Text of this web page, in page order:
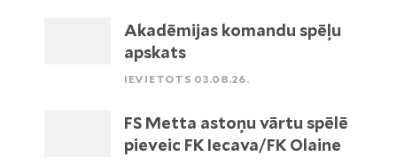
Akadēmijas komandu spēļu
apskats
IEVIETOTS 03.08.26.
FS Metta astoņu vārtu spēlē
pieveic FK Iecava/FK Olaine